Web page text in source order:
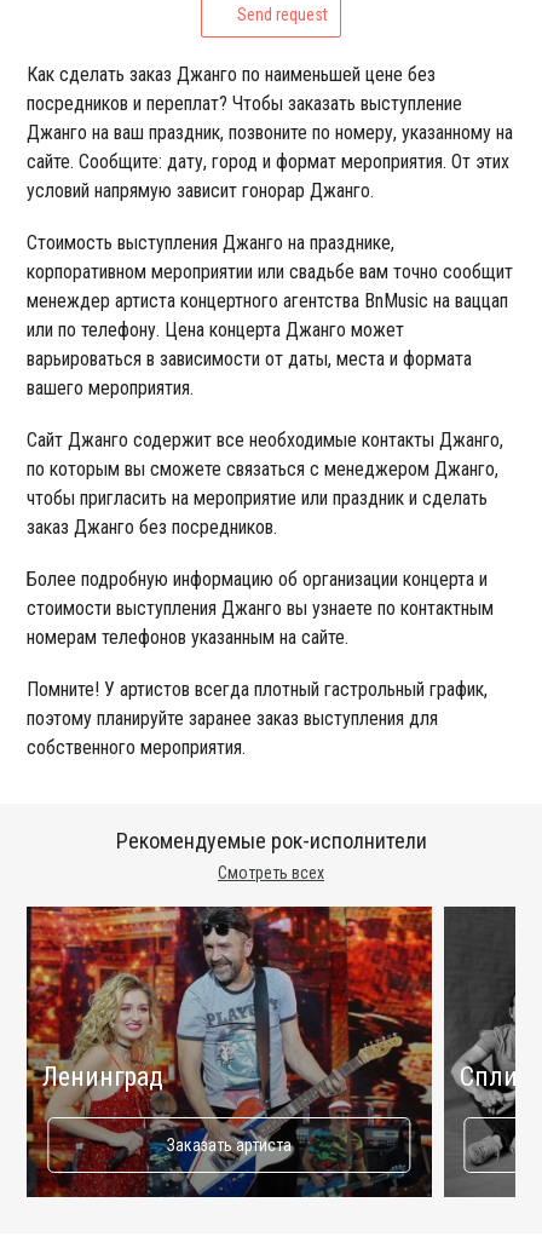
Send request
Как сделать заказ Джанго по наименьшей цене без
посредников и переплат? Чтобы заказать выступление
Джанго на ваш праздник, позвоните по номеру, указанному на
сайте. Сообщите: дату, город и формат мероприятия. От этих
условий напрямую зависит гонорар Джанго.
Стоимость выступления Джанго на празднике,
корпоративном мероприятии или свадьбе вам точно сообщит
менеждер артиста концертного агентства BnMusic на ваццап
или по телефону. Цена концерта Джанго может
варьироваться в зависимости от даты, места и формата
вашего мероприятия.
Сайт Джанго содержит все необходимые контакты Джанго,
по которым вы сможете связаться с менеджером Джанго,
чтобы пригласить на мероприятие или праздник и сделать
заказ Джанго без посредников.
Более подробную информацию об организации концерта и
стоимости выступления Джанго вы узнаете по контактным
номерам телефонов указанным на сайте.
Помните! У артистов всегда плотный гастрольный график,
поэтому планируйте заранее заказ выступления для
собственного мероприятия.
Смотреть всех
Рекомендуемые рок-исполнители
Ленинград
Заказать артиста
Сплин